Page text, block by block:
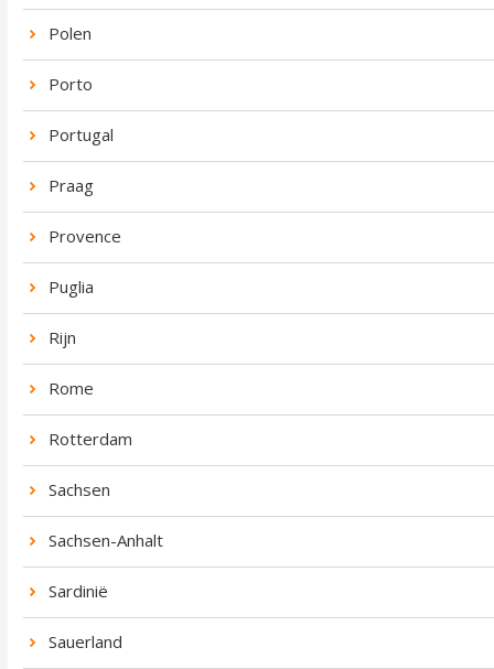
Polen
Porto
Portugal
Praag
Provence
Puglia
Rijn
Rome
Rotterdam
Sachsen
Sachsen-Anhalt
Sardinië
Sauerland